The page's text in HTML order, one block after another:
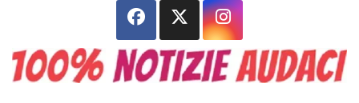
contenuto